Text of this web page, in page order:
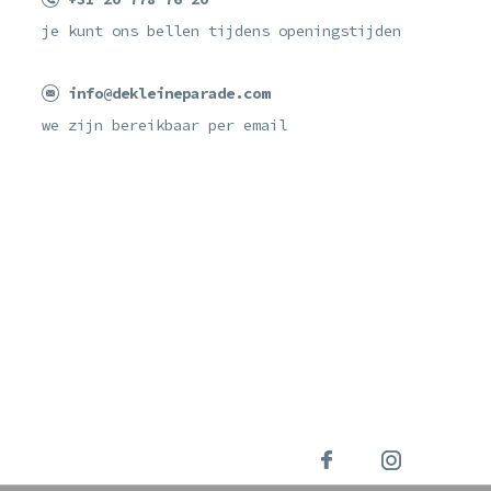
je kunt ons bellen tijdens openingstijden
info@dekleineparade.com
we zijn bereikbaar per email